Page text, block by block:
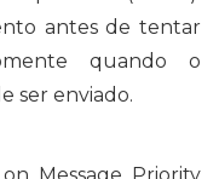
antes de tentar
quando o
ser enviado.